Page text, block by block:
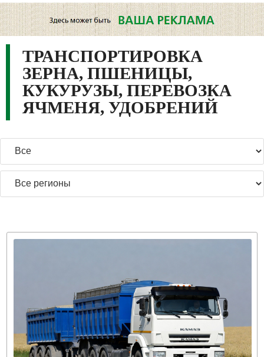
ТРАНСПОРТИРОВКА
ЗЕРНА, ПШЕНИЦЫ,
КУКУРУЗЫ, ПЕРЕВОЗКА
ЯЧМЕНЯ, УДОБРЕНИЙ